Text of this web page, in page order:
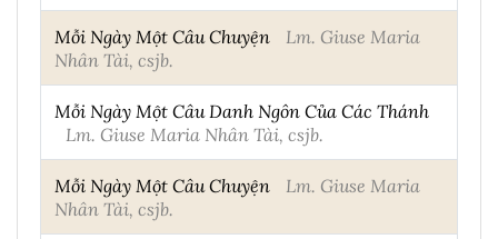
Mỗi Ngày Một Câu Chuyện
Lm. Giuse Maria
Nhân Tài, csjb.
Mỗi Ngày Một Câu Danh Ngôn Của Các Thánh
Lm. Giuse Maria Nhân Tài, csjb.
Mỗi Ngày Một Câu Chuyện
Lm. Giuse Maria
Nhân Tài, csjb.